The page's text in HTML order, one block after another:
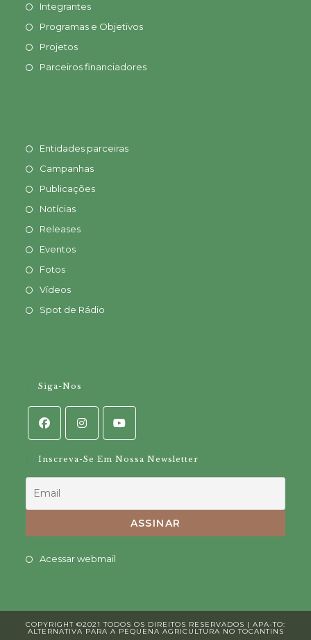
Integrantes
Programas e Objetivos
Projetos
Parceiros financiadores
Entidades parceiras
Campanhas
Publicações
Notícias
Releases
Eventos
Fotos
Vídeos
Spot de Rádio
Siga-Nos
Inscreva-Se Em Nossa Newsletter
Acessar webmail
new
tab
COPYRIGHT ©2021 TODOS OS DIREITOS RESERVADOS | APA-TO:
ALTERNATIVA PARA A PEQUENA AGRICULTURA NO TOCANTINS